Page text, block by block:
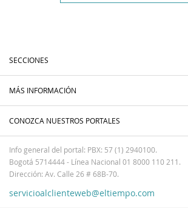
SECCIONES
MÁS INFORMACIÓN
CONOZCA NUESTROS PORTALES
Info general del portal: PBX: 57 (1) 2940100.
Bogotá 5714444 - Línea Nacional 01 8000 110 211.
Dirección: Av. Calle 26 # 68B-70.
servicioalclienteweb@eltiempo.com